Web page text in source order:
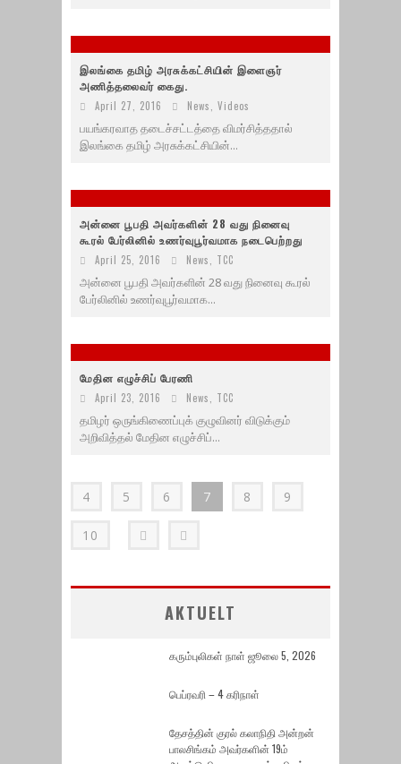
இலங்கை தமிழ் அரசுக்கட்சியின் இளைஞர்
அணித்தலைவர் கைது.
April 27, 2016 News Videos
பயங்கரவாத தடைச்சட்டத்தை விமர்சித்ததால்
இலங்கை தமிழ் அரசுக்கட்சியின்...
அன்னை பூபதி அவர்களின் 28 வது நினைவு
கூரல் பேர்லினில் உணர்வுபூர்வமாக நடைபெற்றது
April 25, 2016 News TCC
அன்னை பூபதி அவர்களின் 28 வது நினைவு கூரல்
பேர்லினில் உணர்வுபூர்வமாக...
மேதின எழுச்சிப் பேரணி
April 23, 2016 News TCC
தமிழர் ஒருங்கிணைப்புக் குழுவினர் விடுக்கும்
அறிவித்தல் மேதின எழுச்சிப்...
4 5 6 7 8 9
10
AKTUELT
கரும்புலிகள் நாள் ஜூலை 5, 2026
பெப்ரவரி – 4 கரிநாள்
தேசத்தின் குரல் கலாநிதி அன்றன்
பாலசிங்கம் அவர்களின் 19ம்